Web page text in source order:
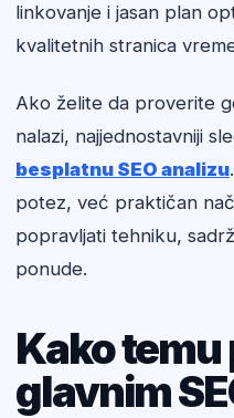
linkovanje i jasan plan
kvalitetnih stranica
Ako želite da proverite
nalazi, najjednostavniji
besplatnu SEO analizu
potez, već praktičan
popravljati tehniku,
ponude.
Kako temu
glavnim